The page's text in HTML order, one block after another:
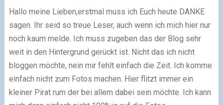
Hallo meine Lieben,erstmal muss ich Euch heute DANKE
sagen. Ihr seid so treue Leser, auch wenn ich mich hier nur
noch kaum melde. Ich muss zugeben das der Blog sehr
weit in den Hintergrund gerückt ist. Nicht das ich nicht
bloggen möchte, nein mir fehlt einfach die Zeit. Ich komme
einfach nicht zum Fotos machen. Hier flitzt immer ein
kleiner Pirat rum der bei allem dabei sein möchte. Ich kann